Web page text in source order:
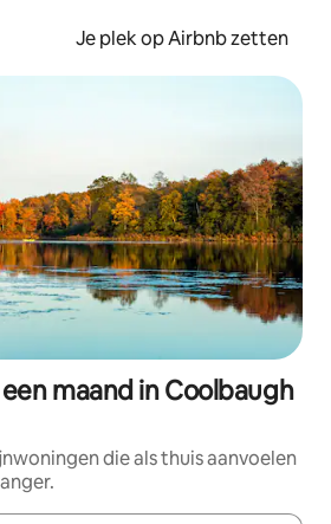
Je plek op Airbnb zetten
maand in Coolbaugh
die als thuis aanvoelen